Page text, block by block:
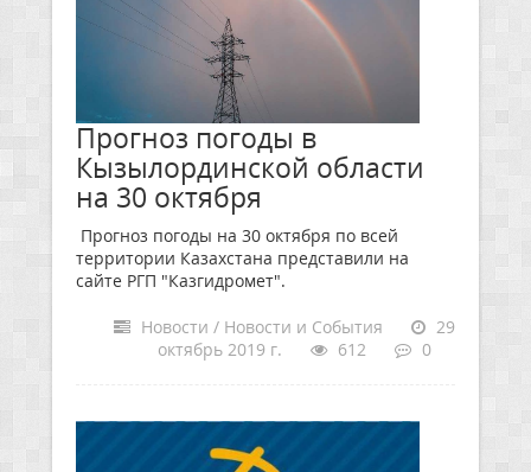
Прогноз погоды в
Кызылординской области
на 30 октября
Прогноз погоды на 30 октября по всей
территории Казахстана представили на
сайте РГП "Казгидромет".
Новости / Новости и События
29
октябрь 2019 г.
612 0